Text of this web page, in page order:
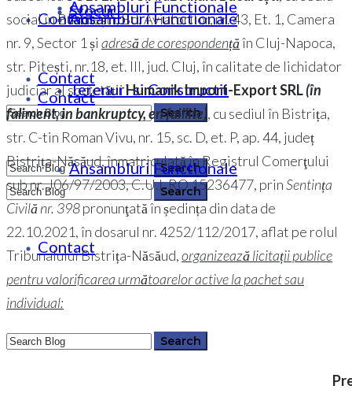
Contact
0364 146 512
Ansambluri Functionale
Contact
Ansambluri Functionale
Contact
0364 146 512
Stocuri
Terenuri si Constructii
Ansambluri Functionale
Contact
social în București, Bd. Aviatorilor, nr. 43, Et. 1, Camera
nr. 9, Sector 1 și adresă de corespondențăîn Cluj-Napoca,
str. Pitești, nr.18, et. III, jud. Cluj, în calitate de lichidator
judiciar al societățiiHumanik Import-Export SRL(în
faliment, in bankruptcy, en faillite), cu sediul în Bistrița,
str. C-tin Roman Vivu, nr. 15, sc. D, et. P, ap. 44, județ
Bistrița-Năsăud, înmatriculată în Registrul Comerţului
sub nr. J06/97/2003, C.U.I. RO 15236477, prinSentința
Civilă nr. 398pronunţată în ședința din data de
22.10.2021, în dosarul nr. 4252/112/2017, aflat pe rolul
Tribunalului Bistrița-Năsăud,organizează licitații publice
pentru valorificarea următoarelor active la pachet sau
individual: